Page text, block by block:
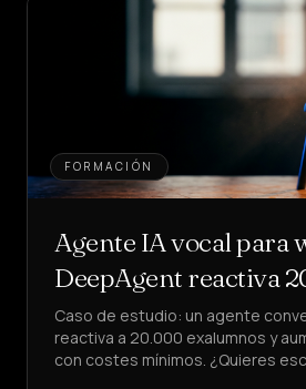
FORMACIÓN
Agente IA vocal para
DeepAgent reactiva
Caso de estudio: un agente
reactiva a 20.000 exalumnos y
con costes mínimos. ¿Quieres